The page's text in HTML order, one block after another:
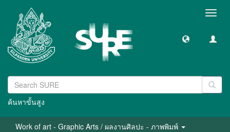
ค้นหาขั้นสูง
Work of art - Graphic Arts / ผลงานศิลปะ - ภาพพิมพ์